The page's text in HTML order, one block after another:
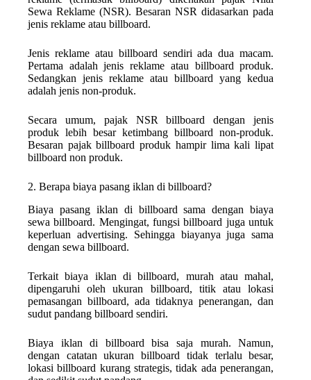
Sewa Reklame (NSR). Besaran NSR didasarkan pada
jenis reklame atau billboard.
Jenis reklame atau billboard sendiri ada dua macam.
Pertama adalah jenis reklame atau billboard produk.
Sedangkan jenis reklame atau billboard yang kedua
adalah jenis non-produk.
Secara umum, pajak NSR billboard dengan jenis
produk lebih besar ketimbang billboard non-produk.
Besaran pajak billboard produk hampir lima kali lipat
billboard non produk.
2. Berapa biaya pasang iklan di billboard?
Biaya pasang iklan di billboard sama dengan biaya
sewa billboard. Mengingat, fungsi billboard juga untuk
keperluan advertising. Sehingga biayanya juga sama
dengan sewa billboard.
Terkait biaya iklan di billboard, murah atau mahal,
dipengaruhi oleh ukuran billboard, titik atau lokasi
pemasangan billboard, ada tidaknya penerangan, dan
sudut pandang billboard sendiri.
Biaya iklan di billboard bisa saja murah. Namun,
dengan catatan ukuran billboard tidak terlalu besar,
lokasi billboard kurang strategis, tidak ada penerangan,